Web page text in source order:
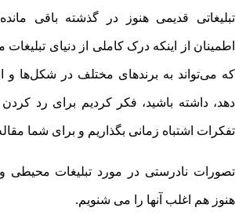
تبلیغاتی قدیمی هنوز در گذشته باقی
اطمینان از اینکه درک کاملی از دنیای
که می‌تواند به برندهای مختلف در شکل‌ها و
دهد، داشته باشید، فکر کردیم برای رد
تفکرات اشتباه زمانی بگذاریم و برای شما
تصورات نادرستی در مورد تبلیغات محیطی
هنوز هم اغلب آنها را می شنویم.